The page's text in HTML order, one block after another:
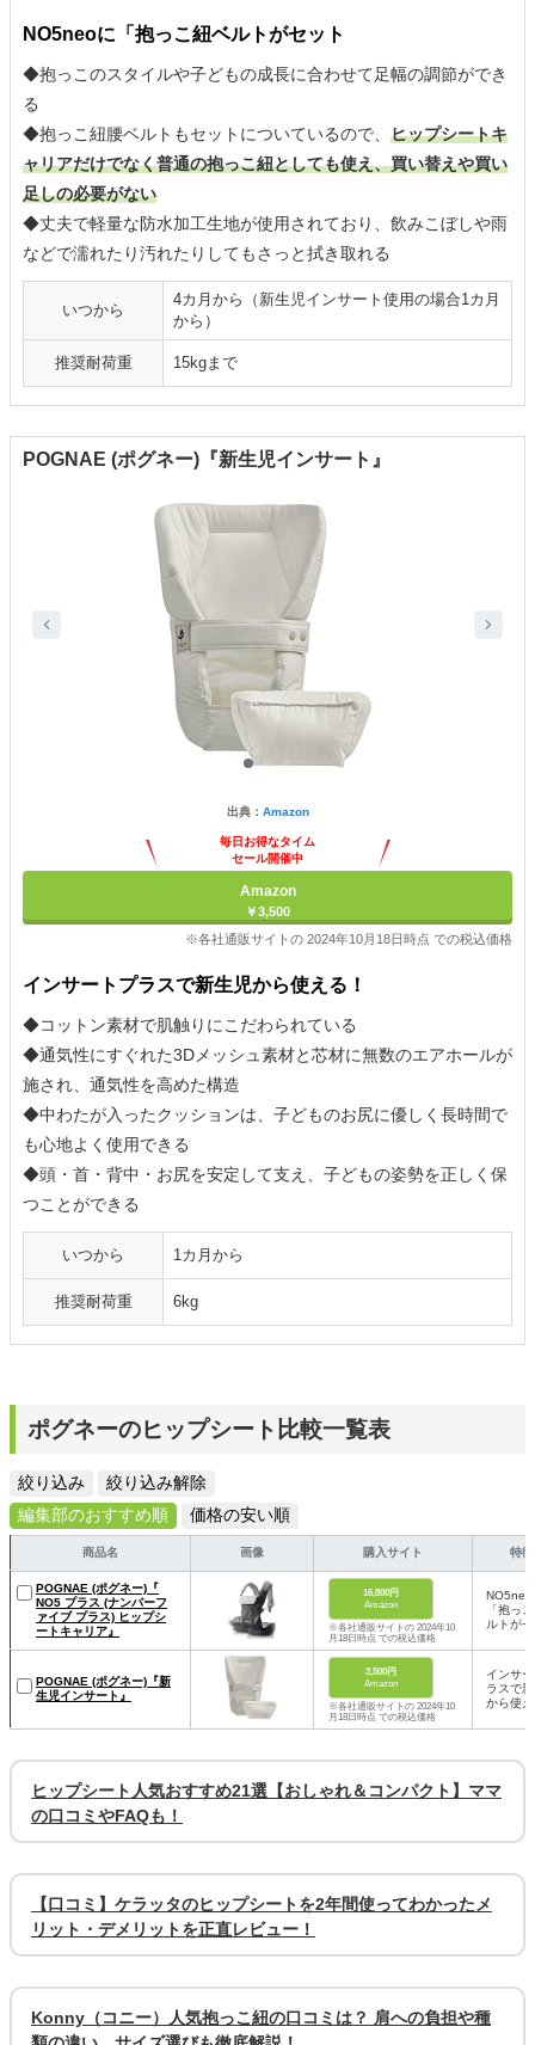
NO5neoに「抱っこ紐ベルトがセット
◆抱っこのスタイルや子どもの成長に合わせて足幅の調節ができ
る
◆抱っこ紐腰ベルトもセットについているので、 ヒップシートキ
ャリアだけでなく普通の抱っこ紐としても使え、買い替えや買い
足しの必要がない
◆丈夫で軽量な防水加工生地が使用されており、飲みこぼしや雨
などで濡れたり汚れたりしてもさっと拭き取れる
いつから
4カ月から（新生児インサート使用の場合1カ月
から）
推奨耐荷重 15kgまで
POGNAE (ポグネー)『新生児インサート』
出典： Amazon
毎日お得なタイム
セール開催中
Amazon
￥3,500
※各社通販サイトの 2024年10月18日時点 での税込価格
インサートプラスで新生児から使える！
◆コットン素材で肌触りにこだわられている
◆通気性にすぐれた3Dメッシュ素材と芯材に無数のエアホールが
施され、通気性を高めた構造
◆中わたが入ったクッションは、子どものお尻に優しく長時間で
も心地よく使用できる
◆頭・首・背中・お尻を安定して支え、子どもの姿勢を正しく保
つことができる
いつから 1カ月から
推奨耐荷重 6kg
ポグネーのヒップシート比較一覧表
絞り込み
絞り込み解除
編集部のおすすめ順
価格の安い順
商品名 画像 購入サイト 特徴
POGNAE (ポグネー)『
NO5 プラス (ナンバーフ
ァイブ プラス) ヒップシ
ートキャリア』
16,800円
Amazon
※各社通販サイトの 2024年10
月18日時点 での税込価格
NO5neo
「抱っ
ルトが
POGNAE (ポグネー)『新
生児インサート』
3,500円
Amazon
※各社通販サイトの 2024年10
月18日時点 での税込価格
インサ
ラスで
から使
ヒップシート人気おすすめ21選【おしゃれ＆コンパクト】ママ
の口コミやFAQも！
【口コミ】ケラッタのヒップシートを2年間使ってわかったメ
リット・デメリットを正直レビュー！
Konny（コニー）人気抱っこ紐の口コミは？ 肩への負担や種